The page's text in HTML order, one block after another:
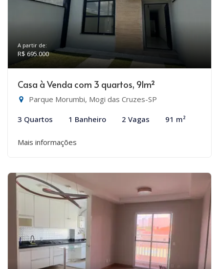
A partir de:
R$ 695.000
Casa à Venda com 3 quartos, 91m²
Parque Morumbi, Mogi das Cruzes-SP
3 Quartos 1 Banheiro 2 Vagas 91 m²
Mais informações